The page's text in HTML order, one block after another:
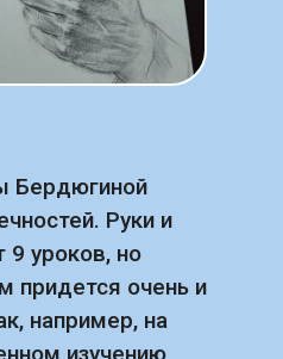
Бердюгиной
Руки и
9 уроков, но
придется очень и
например, на